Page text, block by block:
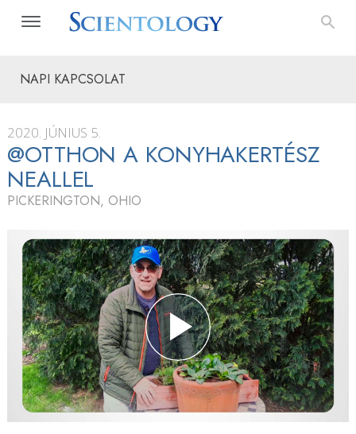
NAPI KAPCSOLAT
2020. JÚNIUS 5.
@OTTHON A KONYHAKERTÉSZ
NEALLEL
PICKERINGTON, OHIO